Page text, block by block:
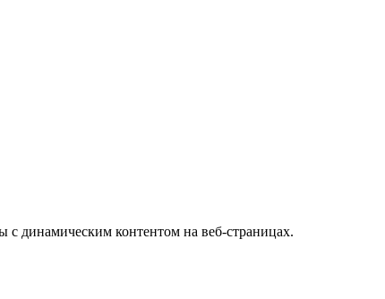
динамическим контентом на веб-страницах.